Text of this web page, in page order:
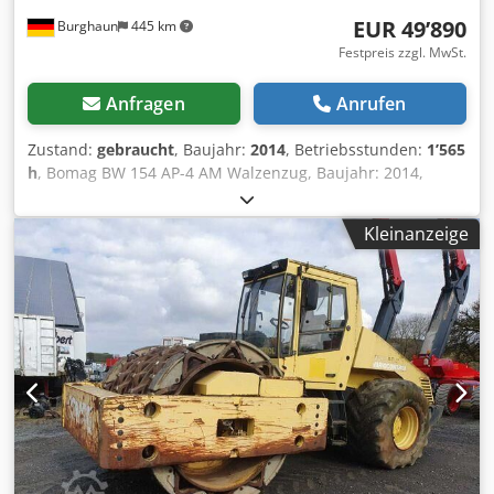
Burghaun 445 km EUR 49’890
Festpreis zzgl. MwSt.
Anfragen Anrufen
Zustand: gebraucht, Baujahr: 2014, Betriebsstunden: 1’565
h, Bomag BW 154 AP-4 AM Walzenzug, Baujahr: 2014,
Betriebsstunden: nur 1.565h, Motor: Kubota[55,4kW/75PS],
Asphalt Manager 2, Bomag Spittstreuer, Asphaltschneide
rechts, Gewicht: 7.300kg, Glattbandbandage, guter
Zustand, sofort Einsatzbereit, Auf Wunsch unterbreiten wir
Ihnen ein Leasing- oder Finanzierungsangebot, Herr
Mihm(Tel. betreut Sie gerne., Weitere Informationen
finden Sie auf unserer Homepage., Irrtümer und
Zwischenverkauf vorbehalten! englisch:, Bomag BW 154
AP-4 AM road roller, Year of manufacture: 2014, Operating
hours: only 1.565 h, Engine: Kubota [55,4 kW/75 PS],
Asphalt Manager 2, Bomag spreader, Asphalt cutter on the
right, Weight: 7.300 kg, Smooth-surface drum, good
condition, ready for immediate use, Upon request, we will
Kleinanzeige